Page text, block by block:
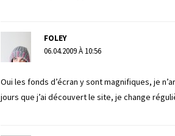
FOLEY
06.04.2009 À 10:56
Oui les fonds d’écran y sont magnifiques, je
jours que j’ai découvert le site, je change